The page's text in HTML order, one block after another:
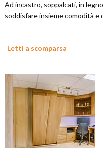
Ad incastro, soppalcati, in
soddisfare insieme comodità e
Letti a scomparsa